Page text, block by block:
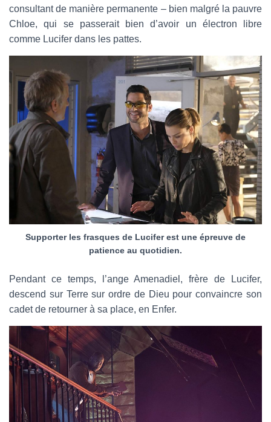
consultant de manière permanente – bien malgré la pauvre
Chloe, qui se passerait bien d’avoir un électron libre
comme Lucifer dans les pattes.
Supporter les frasques de Lucifer est une épreuve de
patience au quotidien.
Pendant ce temps, l’ange Amenadiel, frère de Lucifer,
descend sur Terre sur ordre de Dieu pour convaincre son
cadet de retourner à sa place, en Enfer.